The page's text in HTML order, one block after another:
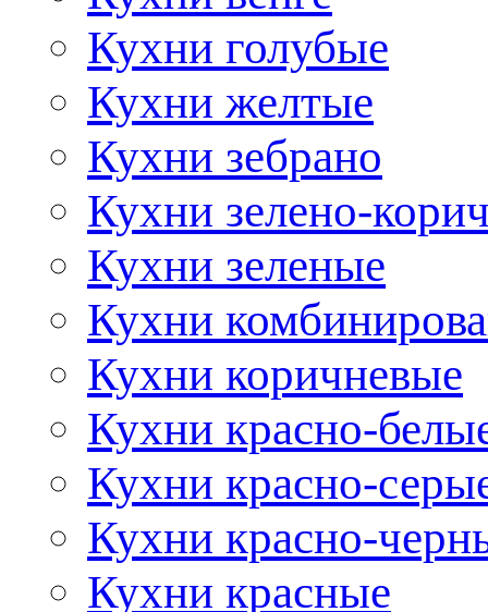
Кухни голубые
Кухни желтые
Кухни зебрано
Кухни зелено-
Кухни зеленые
Кухни
Кухни коричневые
Кухни красно-
Кухни красно-
Кухни красно-
Кухни красные